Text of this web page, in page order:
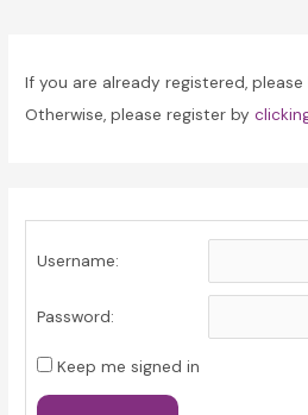
If you are already registered, please
Otherwise, please register by
Username:
Password:
Keep me signed in